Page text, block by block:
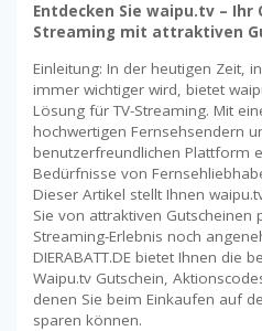
Entdecken Sie waipu.tv – Ihr
Streaming mit attraktiven
Einleitung: In der heutigen Zeit,
immer wichtiger wird, bietet
Lösung für TV-Streaming. Mit
hochwertigen Fernsehsendern
benutzerfreundlichen Plattform
Bedürfnisse von
Dieser Artikel stellt Ihnen
Sie von attraktiven
Streaming-Erlebnis noch
DIERABATT.DE bietet Ihnen die
Waipu.tv Gutschein,
denen Sie beim Einkaufen auf
sparen können.